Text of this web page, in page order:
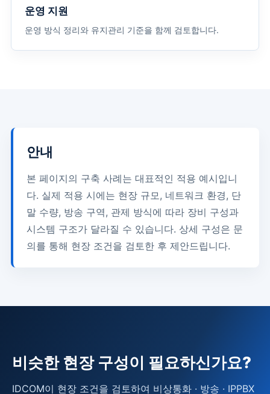
운영 지원
운영 방식 정리와 유지관리 기준을 함께 검토합니다.
안내
본 페이지의 구축 사례는 대표적인 적용 예시입니
다. 실제 적용 시에는 현장 규모, 네트워크 환경, 단
말 수량, 방송 구역, 관제 방식에 따라 장비 구성과
시스템 구조가 달라질 수 있습니다. 상세 구성은 문
의를 통해 현장 조건을 검토한 후 제안드립니다.
비슷한 현장 구성이 필요하신가요?
IDCOM이 현장 조건을 검토하여 비상통화 · 방송 · IPPBX